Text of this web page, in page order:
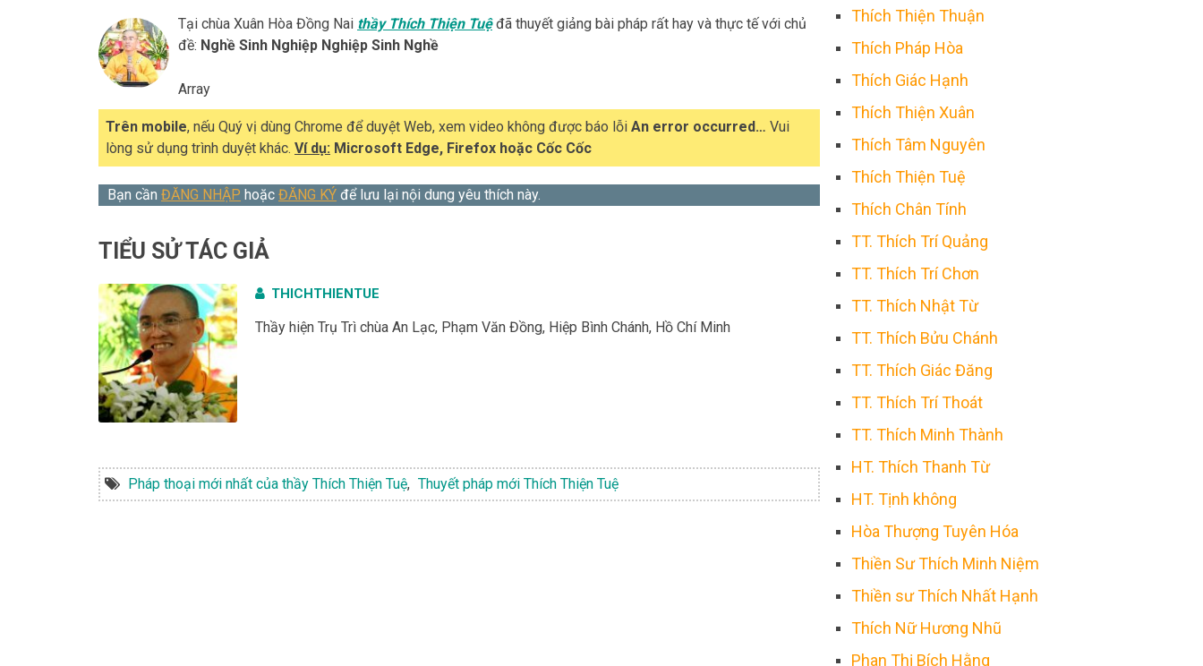
Tại chùa Xuân Hòa Đồng Nai thầy Thích Thiện Tuệđã thuyết giảng bài pháp rất hay và thực tế với chủ
đề: Nghề Sinh Nghiệp Nghiệp Sinh Nghề
Array
Trên mobile, nếu Quý vị dùng Chrome để duyệt Web, xem video không được báo lỗi An error occurred… Vui
lòng sử dụng trình duyệt khác. Ví dụ: Microsoft Edge, Firefox hoặc Cốc Cốc
Bạn cần ĐĂNG NHẬP hoặc ĐĂNG KÝ để lưu lại nội dung yêu thích này.
TIỂU SỬ TÁC GIẢ
THICHTHIENTUE
Thầy hiện Trụ Trì chùa An Lạc, Phạm Văn Đồng, Hiệp Bình Chánh, Hồ Chí Minh
Pháp thoại mới nhất của thầy Thích Thiện Tuệ, Thuyết pháp mới Thích Thiện Tuệ
Thích Thiện Thuận
Thích Pháp Hòa
Thích Giác Hạnh
Thích Thiện Xuân
Thích Tâm Nguyên
Thích Thiện Tuệ
Thích Chân Tính
TT. Thích Trí Quảng
TT. Thích Trí Chơn
TT. Thích Nhật Từ
TT. Thích Bửu Chánh
TT. Thích Giác Đăng
TT. Thích Trí Thoát
TT. Thích Minh Thành
HT. Thích Thanh Từ
HT. Tịnh không
Hòa Thượng Tuyên Hóa
Thiền Sư Thích Minh Niệm
Thiền sư Thích Nhất Hạnh
Thích Nữ Hương Nhũ
Phan Thị Bích Hằng